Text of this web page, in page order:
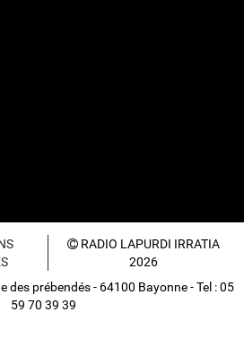
RADIO LAPURDI IRRATIA
2026
des prébendés - 64100 Bayonne - Tel : 05
59 70 39 39